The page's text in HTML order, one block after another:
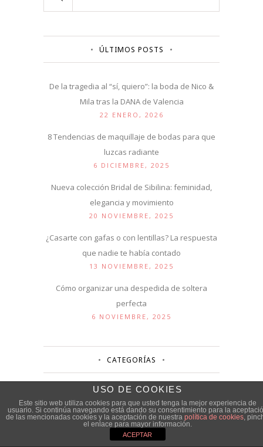
ÚLTIMOS POSTS
De la tragedia al “sí, quiero”: la boda de Nico &
Mila tras la DANA de Valencia
22 ENERO, 2026
8 Tendencias de maquillaje de bodas para que
luzcas radiante
6 DICIEMBRE, 2025
Nueva colección Bridal de Sibilina: feminidad,
elegancia y movimiento
20 NOVIEMBRE, 2025
¿Casarte con gafas o con lentillas? La respuesta
que nadie te había contado
13 NOVIEMBRE, 2025
Cómo organizar una despedida de soltera
perfecta
6 NOVIEMBRE, 2025
CATEGORÍAS
USO DE COOKIES
Este sitio web utiliza cookies para que usted tenga la mejor experiencia de
usuario. Si continúa navegando está dando su consentimiento para la
de las mencionadas cookies y la aceptación de nuestra política de cookies,
el enlace para mayor información.
ACEPTAR